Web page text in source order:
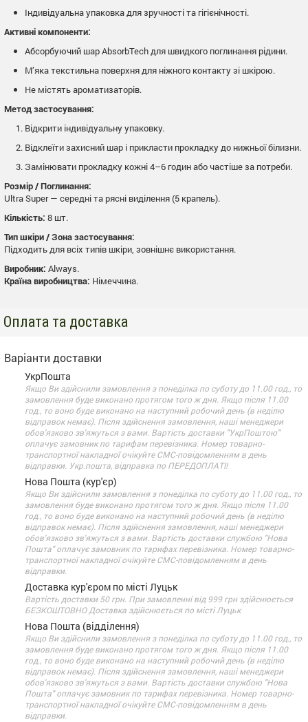
Індивідуальна упаковка для зручності та гігієнічності.
Активні компоненти:
Абсорбуючий шар AbsorbTech для швидкого поглинання рідини.
М’яка текстильна поверхня для ніжного контакту зі шкірою.
Не містять ароматизаторів.
Метод застосування:
Відкрити індивідуальну упаковку.
Відклеїти захисний шар і прикласти прокладку до нижньої білизни.
Замінювати прокладку кожні 4–6 годин або частіше за потреби.
Розмір / Поглинання:
Ultra Super — середні та рясні виділення (5 крапель).
Кількість: 8 шт.
Тип шкіри / Зона застосування:
Підходить для всіх типів шкіри, зовнішнє використання.
Виробник: Always.
Країна виробництва: Німеччина.
Оплата та доставка
Варіанти доставки
УкрПошта
Якщо Ви здійснили замовлення з понеділка по суботу до 11.00 год., то
замовлення буде виконано протягом того ж дня. Якщо після 11.00
год., то воно буде виконано на наступний робочий день (в неділю
відправок немає). Після здійснення замовлення, наші менеджери
обов'язково зв'яжуться з вами. Вартість доставки "УкрПоштою"
оплачує замовник по тарифам перевізника. Номер товарно-
транспортної накладної очікуйте СМС-повідомленням в день
відправки. Укр.пошта, відправка по ПЕРЕДОПЛАТІ!
Нова Пошта (кур'єр)
Якщо Ви здійснили замовлення з понеділка по суботу до 11.00 год., то
замовлення буде виконано протягом того ж дня. Якщо після 11.00
год., то воно буде виконано на наступний робочий день (в неділю
відправок немає). Після здійснення замовлення, наші менеджери
обов'язково зв'яжуться з вами. Вартість доставки службою "Нова
Пошта" оплачує замовник по тарифах перевізника. Номер товарно-
транспортної накладної очікуйте СМС-повідомленням в день
відправки.
Доставка кур'єром по місті Луцьк
Вартість доставки 50 грн. При замовленні від 999 грн здійснюється
БЕЗКОШТОВНО Доставка здійснюється по місті Луцьк
Нова Пошта (відділення)
Якщо Ви здійснили замовлення з понеділка по суботу до 11.00 год., то
замовлення буде виконано протягом того ж дня. Якщо після 11.00
год., то воно буде виконано на наступний робочий день (в неділю
відправок немає). Після здійснення замовлення, наші менеджери
обов'язково зв'яжуться з вами. Вартість доставки службою "Нова
Пошта" оплачує замовник по тарифах перевізника. Номер товарно-
транспортної накладної очікуйте СМС-повідомленням в день
відправки.